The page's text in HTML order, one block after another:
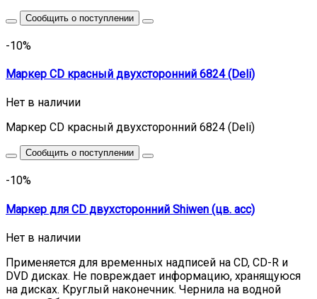
Сообщить о поступлении
-10%
Маркер CD красный двухсторонний 6824 (Deli)
Нет в наличии
Маркер CD красный двухсторонний 6824 (Deli)
Сообщить о поступлении
-10%
Маркер для CD двухсторонний Shiwen (цв. асс)
Нет в наличии
Применяется для временных надписей на CD, CD-R и
DVD дисках. Не повреждает информацию, хранящуюся
на дисках. Круглый наконечник. Чернила на водной